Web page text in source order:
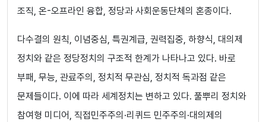
조직, 온-오프라인 융합, 정당과 사회운동단체의 혼종이다.
다수결의 원칙, 이념중심, 특권계급, 권력집중, 하향식, 대의제
정치와 같은 정당정치의 구조적 한계가 나타나고 있다. 바로
부패, 무능, 관료주의, 정치적 무관심, 정치적 독과점 같은
문제들이다. 이에 따라 세계정치는 변하고 있다. 풀뿌리 정치와
참여형 미디어, 직접민주주의·리퀴드 민주주의·대의제의